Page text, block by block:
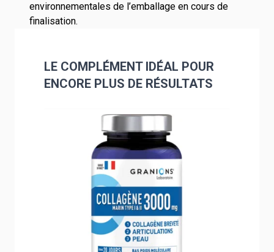
environnementales de l’emballage en cours de
finalisation.
LE COMPLÉMENT IDÉAL POUR
ENCORE PLUS DE RÉSULTATS
Navigating through the elements of the carousel is
Press to skip carousel
Press to go to carousel navigation